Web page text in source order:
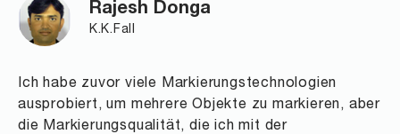
Rajesh Donga
K.K.Fall
Ich habe zuvor viele Markierungstechnologien
ausprobiert, um mehrere Objekte zu markieren, aber
die Markierungsqualität, die ich mit der